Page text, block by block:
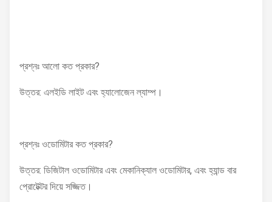
প্রশ্নঃ আলো কত প্রকার?
উত্তর: এলইডি লাইট এবং হ্যালোজেন ল্যাম্প।
প্রশ্নঃ ওডোমিটার কত প্রকার?
উত্তর: ডিজিটাল ওডোমিটার এবং মেকানিক্যাল ওডোমিটার, এবং হ্যান্ড বার
প্রোটেক্টর দিয়ে সজ্জিত।